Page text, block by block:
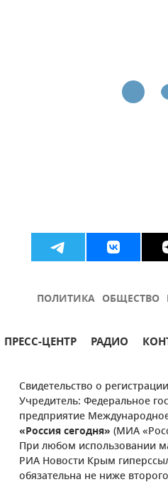
ПОЛИТИКА ОБЩЕСТВО
ПРЕСС-ЦЕНТР РАДИО
Свидетельство о
Учредитель: Федеральное
предприятие
«Россия сегодня» (МИА
При любом использовании
РИА Новости Крым
обязательна не ниже